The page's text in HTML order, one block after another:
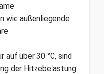
wie außenliegende
auf über 30 °C, sind
der Hitzebelastung